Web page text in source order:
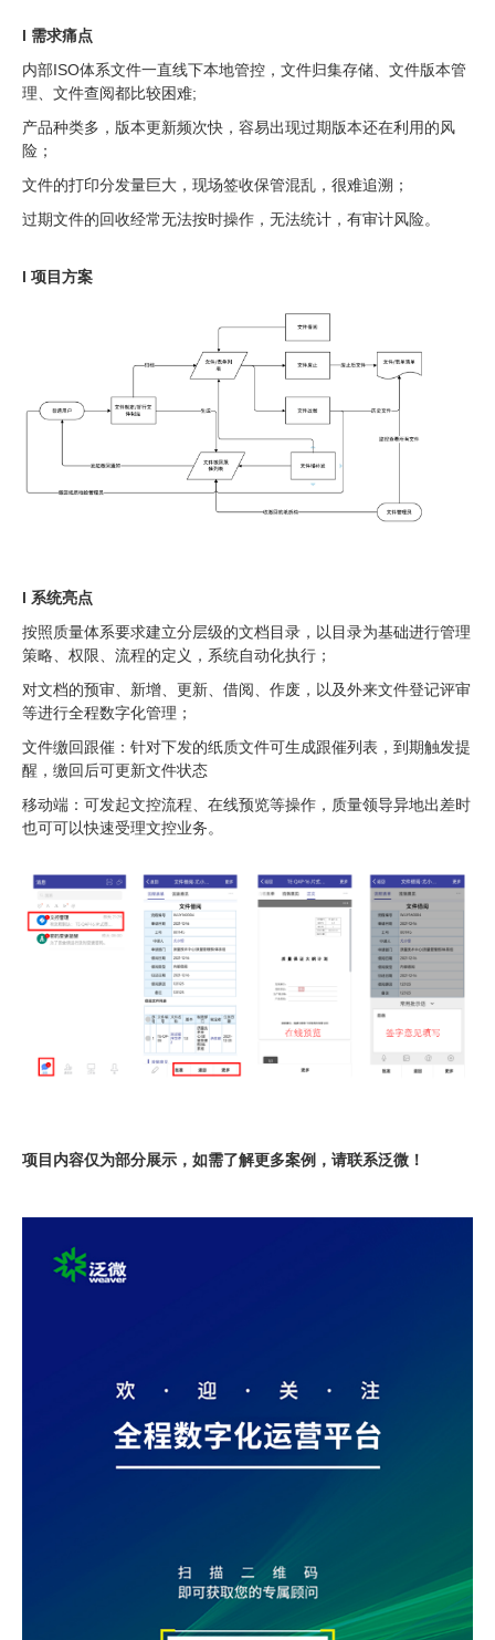
l 需求痛点
内部ISO体系文件一直线下本地管控，文件归集存储、文件版本管
理、文件查阅都比较困难;
产品种类多，版本更新频次快，容易出现过期版本还在利用的风
险；
文件的打印分发量巨大，现场签收保管混乱，很难追溯；
过期文件的回收经常无法按时操作，无法统计，有审计风险。
l 项目方案
l 系统亮点
按照质量体系要求建立分层级的文档目录，以目录为基础进行管理
策略、权限、流程的定义，系统自动化执行；
对文档的预审、新增、更新、借阅、作废，以及外来文件登记评审
等进行全程数字化管理；
文件缴回跟催：针对下发的纸质文件可生成跟催列表，到期触发提
醒，缴回后可更新文件状态
移动端：可发起文控流程、在线预览等操作，质量领导异地出差时
也可可以快速受理文控业务。
项目内容仅为部分展示，如需了解更多案例，请联系泛微！